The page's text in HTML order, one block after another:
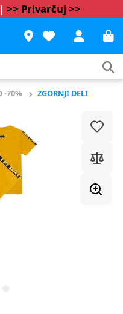
>> Privarčuj >>
-70% ZGORNJI DELI